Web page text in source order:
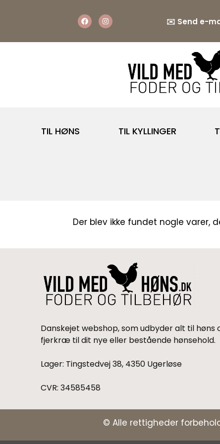
✉️ Send e-
TIL HØNS TIL KYLLINGER
Der blev ikke fundet nogle varer,
Danskejet webshop, som udbyder alt til høns
fjerkræ til dit nye eller bestående hønsehold.
Lager: Tingstedvej 38, 4350 Ugerløse
CVR: 34585458
© Alle rettigheder